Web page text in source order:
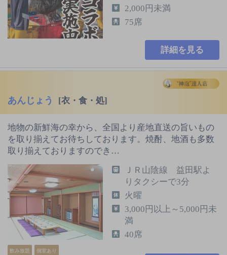
2,000円未満
75席
詳細を見る
あんじょう [衣・食・処]
地物の新鮮海の幸から、全国より産地直送の旨いもの
を取り揃えてお待ちしております。焼酎、地酒も多数
取り揃えておりますのでき…
飲み放題 個室あり
ＪＲ山陰線 益田駅よ
りタクシーで3分
火曜
3,000円以上～5,000円未
満
40席